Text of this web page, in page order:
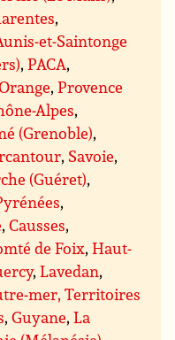
,
et-Saintonge
,PACA,
,Provence
Alpes,
(Grenoble),
, Savoie,
(Guéret),
,
,Causses,
de Foix,Haut-
,Lavedan,
mer, Territoires
,Guyane,La